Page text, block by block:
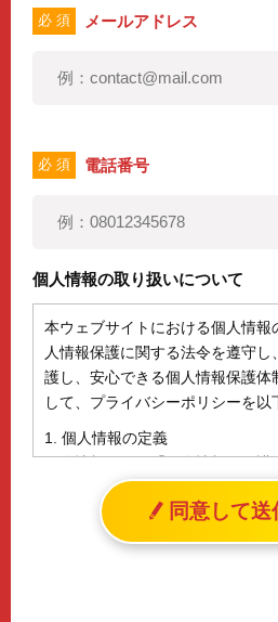
必 須 メールアドレス
必 須 電話番号
個人情報の取り扱いについて
本ウェブサイトにおける個人情報
人情報保護に関する法令を遵守
護し、安心できる個人情報保護体
して、プライバシーポリシーを以
1. 個人情報の定義
個人情報とは、「個人情報の保
れる生存する個人に関する情報で
その他の記述等により特定の個人
情報（個人識別情報）を指します。
同意して送